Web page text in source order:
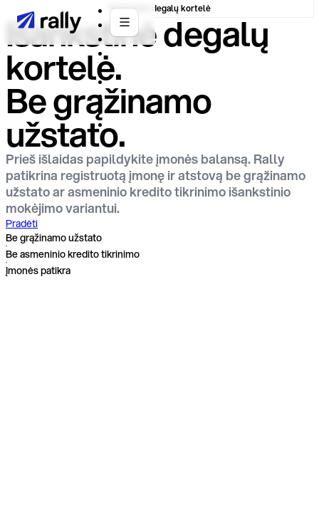
Išankstinė degalų kortelė
Išankstinė degalų
kortelė.
Be grąžinamo
užstato.
Prieš išlaidas papildykite įmonės balansą. Rally
patikrina registruotą įmonę ir atstovą be grąžinamo
užstato ar asmeninio kredito tikrinimo išankstinio
mokėjimo variantui.
Pradėti
Be grąžinamo užstato
Be asmeninio kredito tikrinimo
Įmonės patikra